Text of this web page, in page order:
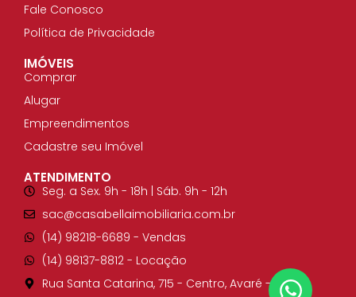
Fale Conosco
Política de Privacidade
IMÓVEIS
Comprar
Alugar
Empreendimentos
Cadastre seu Imóvel
ATENDIMENTO
Seg. a Sex. 9h - 18h | Sáb. 9h - 12h
sac@casabellaimobiliaria.com.br
(14) 98218-6689​ - Vendas
(14) 98137-8812​ - Locação
Rua Santa Catarina, 715 - Centro, Avaré - SP